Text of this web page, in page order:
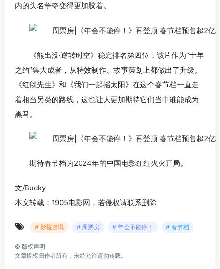
内的头名争夺变得更加胶着。
《熊出没·逆转时空》稳定排名第四位，该片作为“十年
之约”集大成者，从特效制作、故事策划上都做出了升级。
《红毯先生》和《我们一起摇太阳》在这个春节档一直走
着相当另类的路线，这也让人更加期待它们当中谁能成为
黑马。
期待春节档为2024年的中国电影红红火火开局。
文/Bucky
本文转载：1905电影网，若侵权请联系删除
# 影视资讯 # 周票房 # 年会不能停！ # 春节档
© 版权声明
文章版权归作者所有，未经允许请勿转载。